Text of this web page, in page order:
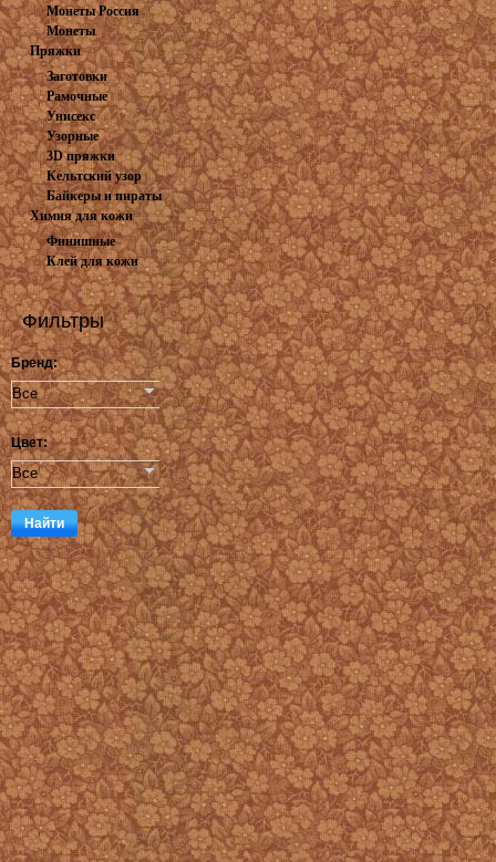
Монеты Россия
Монеты
иностранные
Пряжки
Заготовки
Рамочные
Унисекс
Узорные
3D пряжки
Кельтский узор
Байкеры и пираты
Химия для кожи
Финишные
покрытия
Клей для кожи
Фильтры
Бренд:
Цвет: